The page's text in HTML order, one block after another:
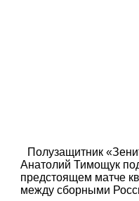
Полузащитник
Анатолий Тимощук
предстоящем матче
между сборными